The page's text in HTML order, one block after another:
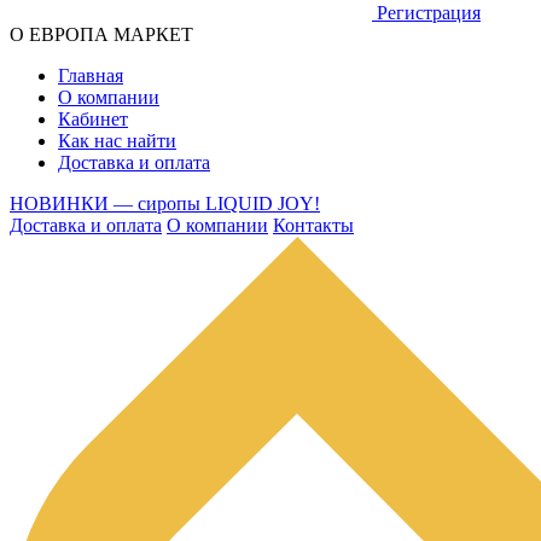
Регистрация
О ЕВРОПА МАРКЕТ
Главная
О компании
Кабинет
Как нас найти
Доставка и оплата
НОВИНКИ — сиропы LIQUID JOY!
Доставка и оплата О компании Контакты